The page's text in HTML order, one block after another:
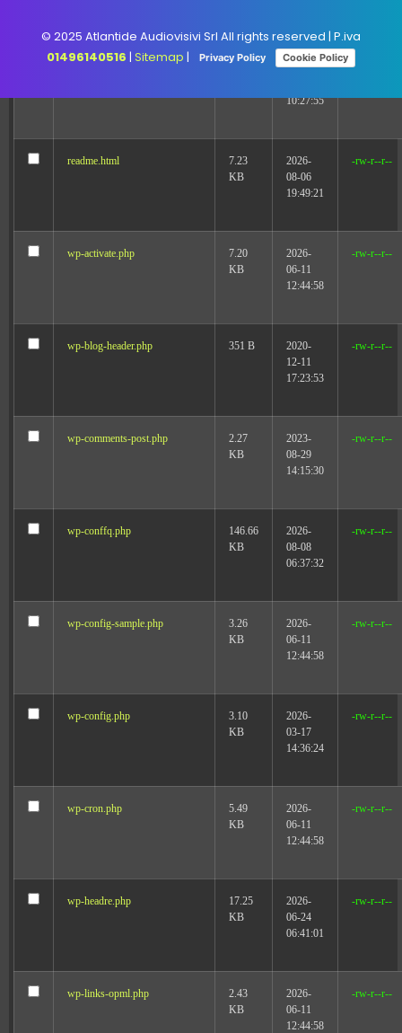
2023-
10:27:55
-rw-r--r--
readme.html
7.23
KB
2026-
08-06
19:49:21
-rw-r--r--
wp-activate.php
7.20
KB
2026-
06-11
12:44:58
-rw-r--r--
wp-blog-header.php 351 B
2020-
12-11
17:23:53
-rw-r--r--
wp-comments-post.php
2.27
KB
2023-
08-29
14:15:30
-rw-r--r--
wp-conffq.php
146.66
KB
2026-
08-08
06:37:32
-rw-r--r--
wp-config-sample.php
3.26
KB
2026-
06-11
12:44:58
-rw-r--r--
wp-config.php
3.10
KB
2026-
03-17
14:36:24
-rw-r--r--
wp-cron.php
5.49
KB
2026-
06-11
12:44:58
-rw-r--r--
wp-headre.php
17.25
KB
2026-
06-24
06:41:01
-rw-r--r--
wp-links-opml.php
2.43
KB
2026-
06-11
12:44:58
-rw-r--r--
© 2025 Atlantide Audiovisivi Srl All rights reserved | P.iva
01496140516 | Sitemap | Privacy Policy Cookie Policy